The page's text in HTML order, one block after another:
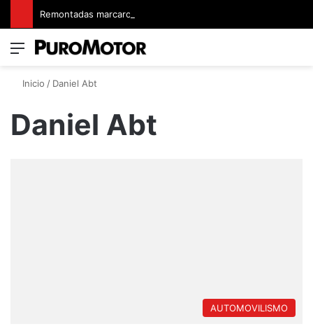
Menú
Inicio / Daniel Abt
Daniel Abt
AUTOMOVILISMO